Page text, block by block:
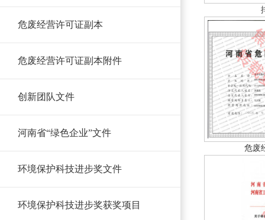
危废经营许可证副本
危废经营许可证副本附件
创新团队文件
河南省“绿色企业”文件
环境保护科技进步奖文件
环境保护科技进步奖获奖项目
危废